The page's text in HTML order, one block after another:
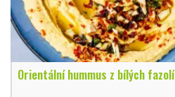
Orientální hummus z bílých fazolí